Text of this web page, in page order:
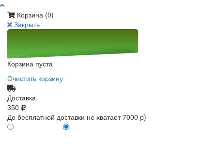
Корзина (0)
Закрыть
Корзина пуста
Очистить корзину
Доставка
350
До бесплатной доставки не хватает 7000 р)